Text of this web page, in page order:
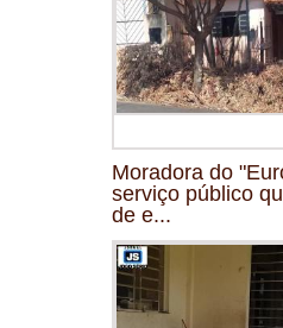
Moradora do
serviço público
de e...